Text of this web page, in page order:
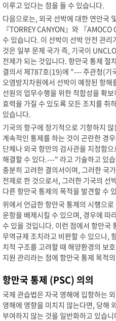
이루고 있다는 점을 들 수 있습니다.
다음으로는, 외국 선박에 대한 연안국
『TORREY CANYON』와 『
수 있습니다. 이 선박이 선박 안전 관
것은 일부 문제 국가 즉, 기국이
전제가 되는 것입니다. 항만국 통제 절
결의서 제787호(19)에 "--- 주관청(기
오염방지차원에서 선박이 예정된 항해
선원의 업무수행을 위한 적합성을 확
효력을 가질 수 있도록 모든 조치를 취
있습니다.
기국의 항구에 정기적으로 기항하지
계속적인 통제를 하는 것이 곤란한 경
단체나 외국 항만의 검사관을 지정함
해결할 수 있다.---" 라고 기술하고 있
충분히 고려한 결의서이며, 그러한 국
전제로 한 것으로서, 그러한 기국의 선
다른 항만국 통제의 목적을 발견할 수
위에서 언급한 항만국 통제의 시행으
운항을 배제시킬 수 있으며, 경우에 따
수 있을 것입니다. 이런 점에서 항만국
무역규제 조치라고 비판할 수 있으나,
치적 구조를 고려할 때 해양환경의 보
지원 관리라는 점에 항만국 통제 목적
항만국 통제 (PSC) 의의
국제 관습법은 자국 영해에 입항하는
영해에 영향을 미치지 않는다면, 당해
부여하지 않는 것을 일반화하고 있습니